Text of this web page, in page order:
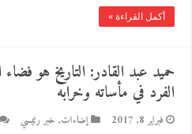
أكمل القراءة »
حميد عبد القادر: التاريخ هو
الفرد في مأساته وخرابه
فبراير 8, 2017 إضاءات, خبر رئيسي